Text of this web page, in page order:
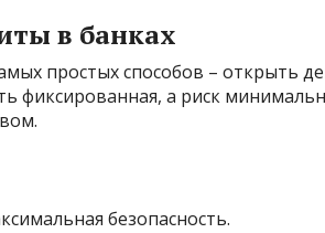
в банках
простых способов – открыть
фиксированная, а риск
безопасность.